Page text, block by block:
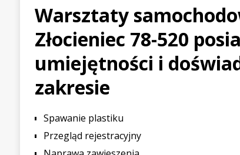
[ 21 lipca 2026 ]
WYŚCIGOWE
[ 30 lipca 2026 ]
PIERWSZE JAZDY
Warsztaty
Złocieniec 78-520
umiejętności i
zakresie
Spawanie plastiku
Przegląd rejestracyjny